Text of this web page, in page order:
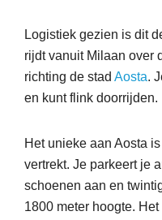
Logistiek gezien is dit
rijdt vanuit Milaan over
richting de stad Aosta.
en kunt flink doorrijden.
Het unieke aan Aosta
vertrekt. Je parkeert je
schoenen aan en
1800 meter hoogte.